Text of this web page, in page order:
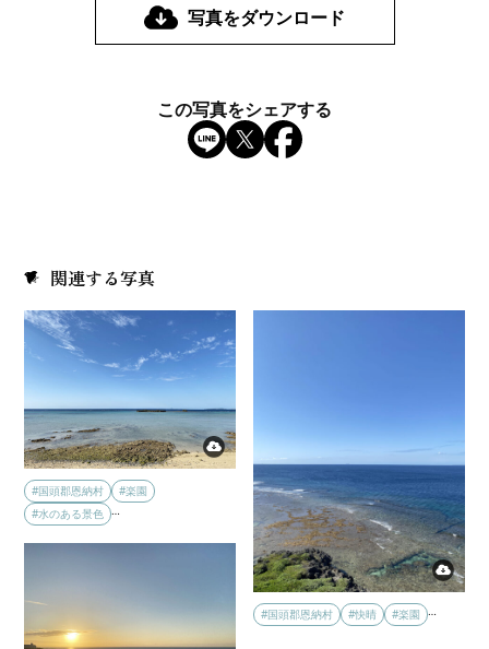
写真をダウンロード
この写真をシェアする
関連する写真
#国頭郡恩納村
#楽園
#水のある景色
#国頭郡恩納村 #快晴 #楽園